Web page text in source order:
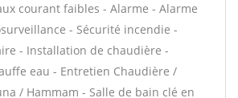
courant faibles - Alarme - Alarme
- Sécurité incendie -
- Installation de chaudière -
eau - Entretien Chaudière /
/ Hammam - Salle de bain clé en